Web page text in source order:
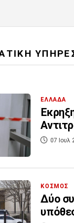
ΕΛΛΑΔΑ
07 Ιουλ
ΚΟΣΜΟΣ
Δύο